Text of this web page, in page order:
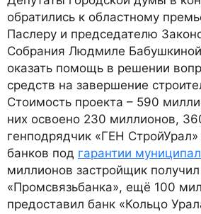
обратились к областному
Паслеру и председателю
Собрания Людмиле Бабушкиной
оказать помощь в решении
средств на завершение
Стоимость проекта – 590
них освоено 230 миллионов,
генподрядчик «ГЕН СтройУрал»
банков под гарантии
миллионов застройщик получил
«Промсвязьбанка», ещё 100
предоставил банк «Кольцо